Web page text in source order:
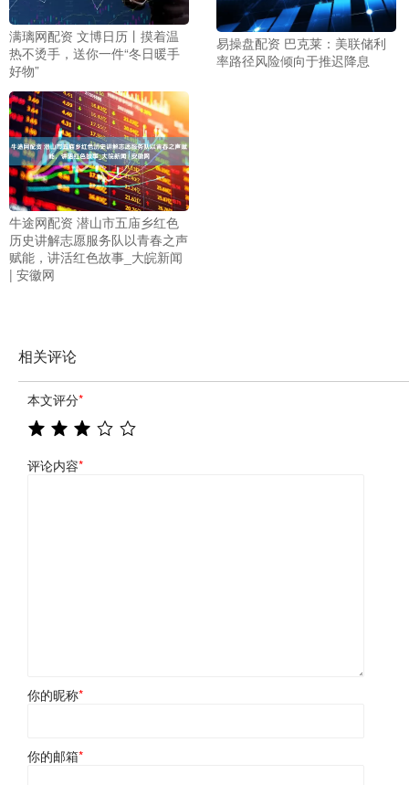
满璃网配资 文博日历丨摸着温
热不烫手，送你一件“冬日暖手
好物”
易操盘配资 巴克莱：美联储利
率路径风险倾向于推迟降息
牛途网配资 潜山市五庙乡红色
历史讲解志愿服务队以青春之声
赋能，讲活红色故事_大皖新闻
| 安徽网
相关评论
本文评分*
评论内容*
你的昵称*
你的邮箱*